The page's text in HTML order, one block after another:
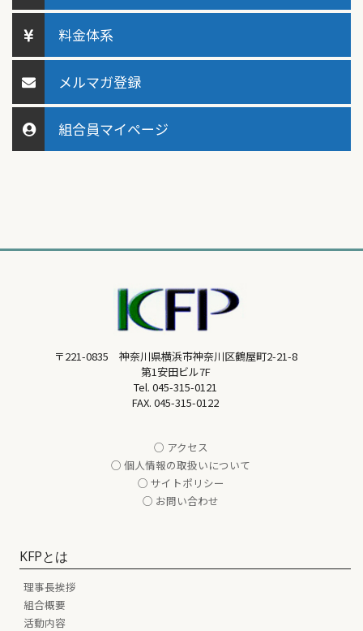
料金体系
メルマガ登録
組合員マイページ
〒221-0835 神奈川県横浜市神奈川区鶴屋町2-21-8
第1安田ビル7F
Tel. 045-315-0121
FAX. 045-315-0122
○ アクセス
○ 個人情報の取扱いについて
○ サイトポリシー
○ お問い合わせ
KFPとは
理事長挨拶
組合概要
活動内容